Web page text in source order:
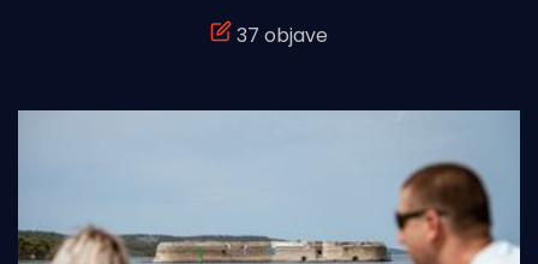
Pomorstvo
37 objave